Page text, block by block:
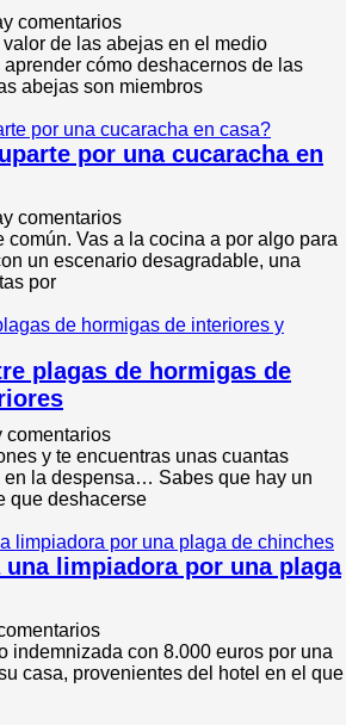
comentarios
de las abejas en el medio
cómo deshacernos de las
abejas son miembros
por una cucaracha en
comentarios
común. Vas a la cocina a por algo para
un escenario desagradable, una
por
plagas de hormigas de
comentarios
y te encuentras unas cuantas
en la despensa… Sabes que hay un
que deshacerse
una limpiadora por una plaga
indemnizada con 8.000 euros por una
casa, provenientes del hotel en el que